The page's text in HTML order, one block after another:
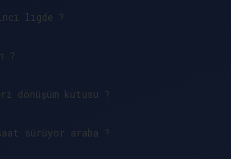
ligde ?
?
dönüşüm kutusu ?
sürüyor araba ?